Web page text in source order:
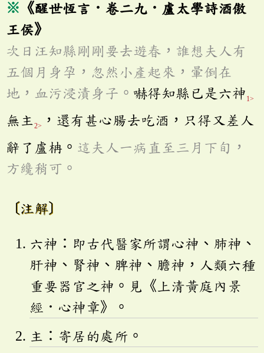
※ 《醒世恆言．卷二九．盧太學詩酒傲
王侯》
次日汪知縣剛剛要去遊春，誰想夫人有
五個月身孕，忽然小產起來，暈倒在
地，血污浸漬身子。 嚇得知縣已是六神 1>
無主 2>
，還有甚心腸去吃酒，只得又差人
辭了盧柟。 這夫人一病直至三月下旬，
方纔稍可。
〔注解〕
六神：即古代醫家所謂心神、肺神、
肝神、腎神、脾神、膽神，人類六種
重要器官之神。見《上清黃庭內景
經．心神章》。
主：寄居的處所。